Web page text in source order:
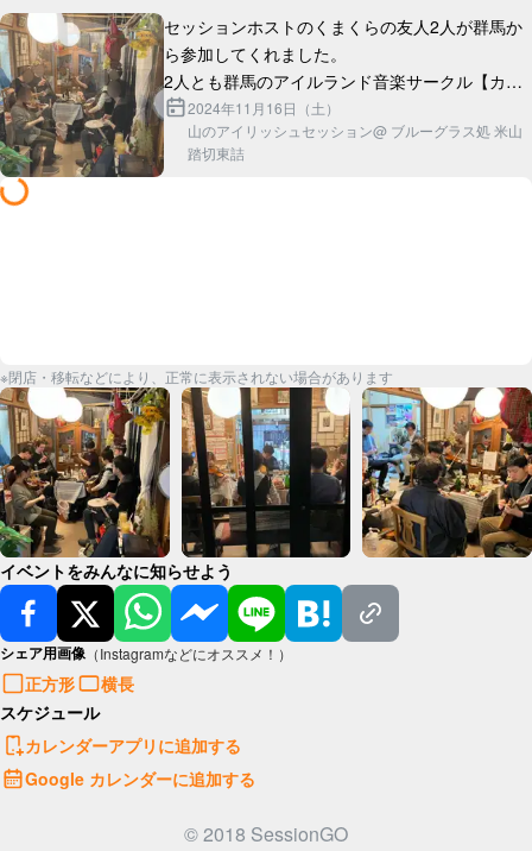
セッションホストのくまくらの友人2人が群馬か
ら参加してくれました。
2人とも群馬のアイルランド音楽サークル【カパ
ルトーン】に所属しており、隣県同士の交流を深
めるいい機会となりました。
2024年11月16日（土）
山のアイリッシュセッション@ ブルーグラス処 米山
踏切東詰
※閉店・移転などにより、正常に表示されない場合があります
イベントをみんなに知らせよう
シェア用画像 （Instagramなどにオススメ！）
正方形
横長
スケジュール
カレンダーアプリに追加する
Google カレンダーに追加する
© 2018 SessionGO